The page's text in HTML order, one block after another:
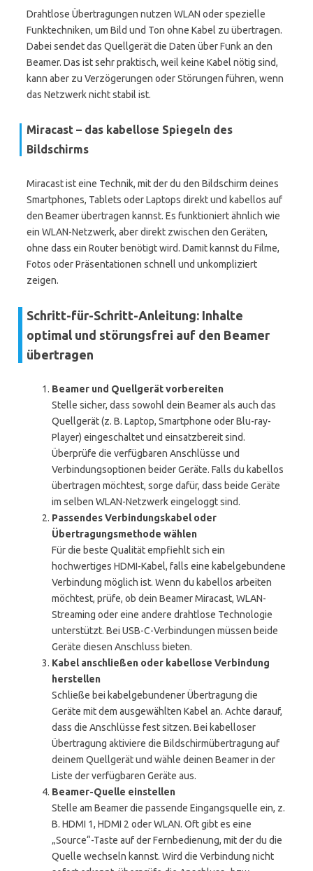
Drahtlose Übertragungen nutzen WLAN oder spezielle
Funktechniken, um Bild und Ton ohne Kabel zu übertragen.
Dabei sendet das Quellgerät die Daten über Funk an den
Beamer. Das ist sehr praktisch, weil keine Kabel nötig sind,
kann aber zu Verzögerungen oder Störungen führen, wenn
das Netzwerk nicht stabil ist.
Miracast – das kabellose Spiegeln des
Bildschirms
Miracast ist eine Technik, mit der du den Bildschirm deines
Smartphones, Tablets oder Laptops direkt und kabellos auf
den Beamer übertragen kannst. Es funktioniert ähnlich wie
ein WLAN-Netzwerk, aber direkt zwischen den Geräten,
ohne dass ein Router benötigt wird. Damit kannst du Filme,
Fotos oder Präsentationen schnell und unkompliziert
zeigen.
Schritt-für-Schritt-Anleitung: Inhalte
optimal und störungsfrei auf den Beamer
übertragen
Beamer und Quellgerät vorbereiten
Stelle sicher, dass sowohl dein Beamer als auch das
Quellgerät (z. B. Laptop, Smartphone oder Blu-ray-
Player) eingeschaltet und einsatzbereit sind.
Überprüfe die verfügbaren Anschlüsse und
Verbindungsoptionen beider Geräte. Falls du kabellos
übertragen möchtest, sorge dafür, dass beide Geräte
im selben WLAN-Netzwerk eingeloggt sind.
Passendes Verbindungskabel oder
Übertragungsmethode wählen
Für die beste Qualität empfiehlt sich ein
hochwertiges HDMI-Kabel, falls eine kabelgebundene
Verbindung möglich ist. Wenn du kabellos arbeiten
möchtest, prüfe, ob dein Beamer Miracast, WLAN-
Streaming oder eine andere drahtlose Technologie
unterstützt. Bei USB-C-Verbindungen müssen beide
Geräte diesen Anschluss bieten.
Kabel anschließen oder kabellose Verbindung
herstellen
Schließe bei kabelgebundener Übertragung die
Geräte mit dem ausgewählten Kabel an. Achte darauf,
dass die Anschlüsse fest sitzen. Bei kabelloser
Übertragung aktiviere die Bildschirmübertragung auf
deinem Quellgerät und wähle deinen Beamer in der
Liste der verfügbaren Geräte aus.
Beamer-Quelle einstellen
Stelle am Beamer die passende Eingangsquelle ein, z.
B. HDMI 1, HDMI 2 oder WLAN. Oft gibt es eine
„Source“-Taste auf der Fernbedienung, mit der du die
Quelle wechseln kannst. Wird die Verbindung nicht